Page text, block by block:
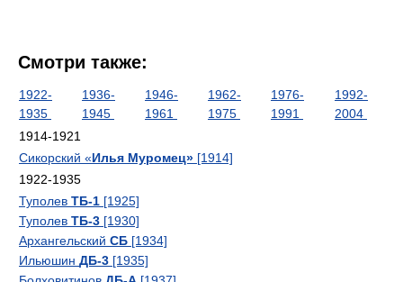
Смотри также:
1922-
1935
1936-
1945
1946-
1961
1962-
1975
1976-
1991
1992-
2004
1914-1921
Сикорский «Илья Муромец» [1914]
1922-1935
Туполев ТБ-1 [1925]
Туполев ТБ-3 [1930]
Архангельский СБ [1934]
Ильюшин ДБ-3 [1935]